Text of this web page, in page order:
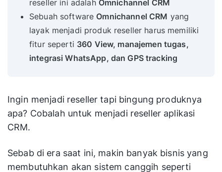
reseller ini adalah Omnichannel CRM
Sebuah software Omnichannel CRM yang
layak menjadi produk reseller harus memiliki
fitur seperti 360 View, manajemen tugas,
integrasi WhatsApp, dan GPS tracking
Ingin menjadi reseller tapi bingung produknya
apa? Cobalah untuk menjadi reseller aplikasi
CRM.
Sebab di era saat ini, makin banyak bisnis yang
membutuhkan akan sistem canggih seperti